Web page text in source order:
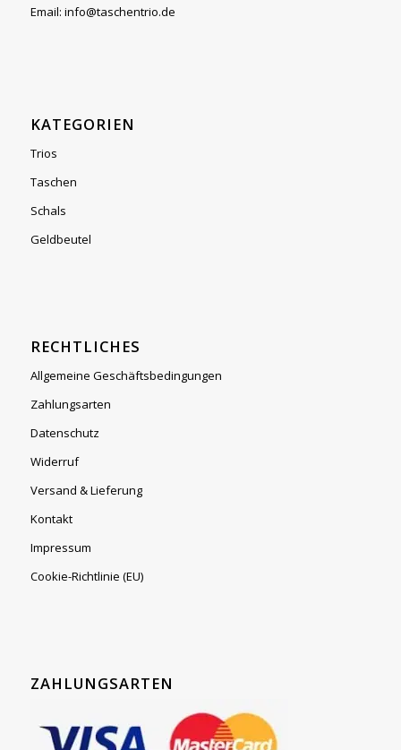
Email: info@taschentrio.de
KATEGORIEN
Trios
Taschen
Schals
Geldbeutel
RECHTLICHES
Allgemeine Geschäftsbedingungen
Zahlungsarten
Datenschutz
Widerruf
Versand & Lieferung
Kontakt
Impressum
Cookie-Richtlinie (EU)
ZAHLUNGSARTEN